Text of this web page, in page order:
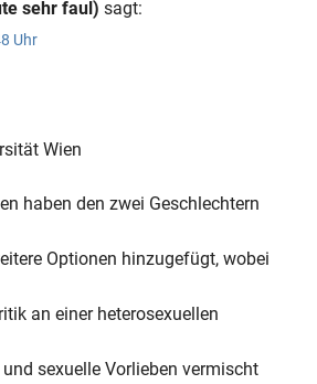
sehr faul) sagt:
Uhr
Wien
haben den zwei Geschlechtern
Optionen hinzugefügt, wobei
an einer heterosexuellen
sexuelle Vorlieben vermischt